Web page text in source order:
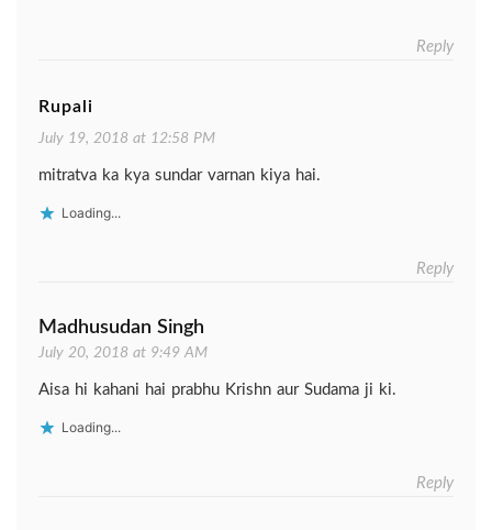
Reply
Rupali
July 19, 2018 at 12:58 PM
mitratva ka kya sundar varnan kiya hai.
Loading...
Reply
Madhusudan Singh
July 20, 2018 at 9:49 AM
Aisa hi kahani hai prabhu Krishn aur Sudama ji ki.
Loading...
Reply